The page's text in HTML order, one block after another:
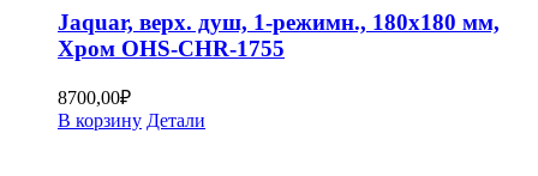
Jaquar, верх. душ, 1-режимн., 180х180 мм,
Хром OHS-CHR-1755
8700,00₽
В корзину Детали